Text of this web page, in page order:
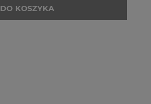
DO KOSZYKA